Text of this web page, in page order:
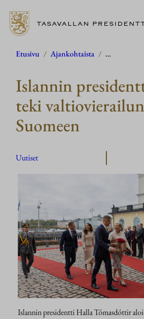
Siirry
TASAVALLAN
Etusivu / Ajankohtaista / …
Islannin
teki valtiovierailun
Suomeen
Uutiset
Islannin presidentti Halla Tómasdóttir